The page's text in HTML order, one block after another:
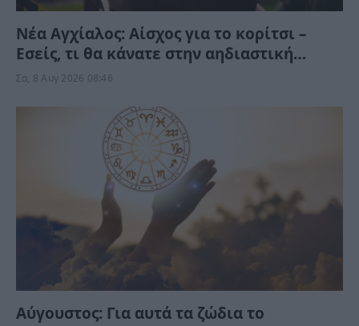
Νέα Αγχίαλος: Αίσχος για το κορίτσι –
Εσείς, τι θα κάνατε στην αηδιαστική
υπόθεση με τον γείτονα αν ήταν η δική
Σα, 8 Αυγ 2026 08:46
Αύγουστος: Για αυτά τα ζώδια το